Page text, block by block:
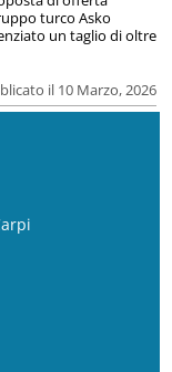
il 10 Marzo, 2026
turco Asko
un taglio di oltre